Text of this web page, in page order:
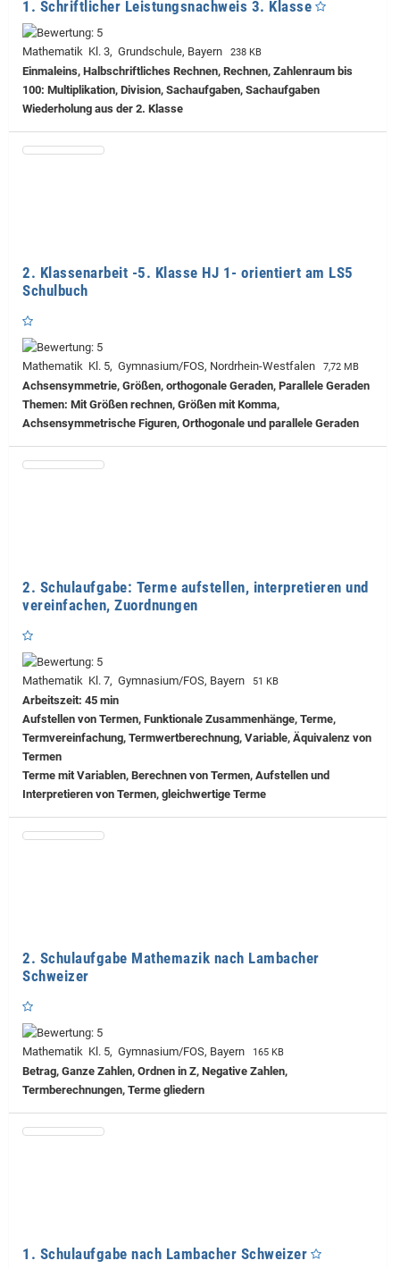
1. Schriftlicher Leistungsnachweis 3. Klasse
Mathematik Kl. 3, Grundschule, Bayern 238 KB
Einmaleins, Halbschriftliches Rechnen, Rechnen, Zahlenraum bis
100: Multiplikation, Division, Sachaufgaben, Sachaufgaben
Wiederholung aus der 2. Klasse
2. Klassenarbeit -5. Klasse HJ 1- orientiert am LS5
Schulbuch
Mathematik Kl. 5, Gymnasium/FOS, Nordrhein-Westfalen 7,72 MB
Achsensymmetrie, Größen, orthogonale Geraden, Parallele Geraden
Themen: Mit Größen rechnen, Größen mit Komma,
Achsensymmetrische Figuren, Orthogonale und parallele Geraden
2. Schulaufgabe: Terme aufstellen, interpretieren und
vereinfachen, Zuordnungen
Mathematik Kl. 7, Gymnasium/FOS, Bayern 51 KB
Arbeitszeit: 45 min
Aufstellen von Termen, Funktionale Zusammenhänge, Terme,
Termvereinfachung, Termwertberechnung, Variable, Äquivalenz von
Termen
Terme mit Variablen, Berechnen von Termen, Aufstellen und
Interpretieren von Termen, gleichwertige Terme
2. Schulaufgabe Mathemazik nach Lambacher
Schweizer
Mathematik Kl. 5, Gymnasium/FOS, Bayern 165 KB
Betrag, Ganze Zahlen, Ordnen in Z, Negative Zahlen,
Termberechnungen, Terme gliedern
1. Schulaufgabe nach Lambacher Schweizer